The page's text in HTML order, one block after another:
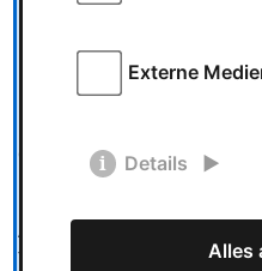
Für die Teilnahme am
Extra-Ticket benötigt – nur
Geld sparen mit dem Early-
Alle aktuellen Infos sowie
Ticketshop findet ihr ab
Externe
Details
Alles